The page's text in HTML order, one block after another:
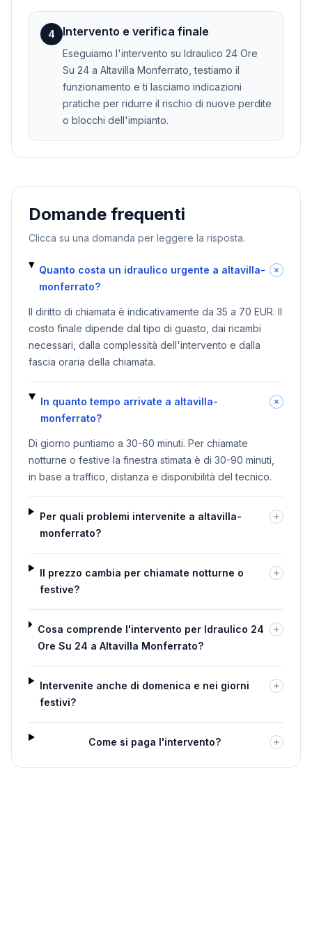
4 Intervento e verifica finale
Eseguiamo l'intervento su Idraulico 24 Ore
Su 24 a Altavilla Monferrato, testiamo il
funzionamento e ti lasciamo indicazioni
pratiche per ridurre il rischio di nuove perdite
o blocchi dell'impianto.
Domande frequenti
Clicca su una domanda per leggere la risposta.
Quanto costa un idraulico urgente a altavilla-
monferrato?
Il diritto di chiamata è indicativamente da 35 a 70 EUR. Il
costo finale dipende dal tipo di guasto, dai ricambi
necessari, dalla complessità dell'intervento e dalla
fascia oraria della chiamata.
In quanto tempo arrivate a altavilla-
monferrato?
Di giorno puntiamo a 30-60 minuti. Per chiamate
notturne o festive la finestra stimata è di 30-90 minuti,
in base a traffico, distanza e disponibilità del tecnico.
Per quali problemi intervenite a altavilla-
monferrato?
Il prezzo cambia per chiamate notturne o
festive?
Cosa comprende l'intervento per Idraulico 24
Ore Su 24 a Altavilla Monferrato?
Intervenite anche di domenica e nei giorni
festivi?
Come si paga l'intervento?